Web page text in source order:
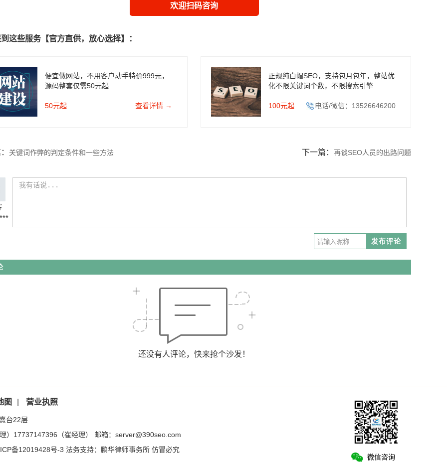
欢迎扫码咨询
这些服务【官方直供，放心选择】：
便宜做网站，不用客户动手特价999元，
源码整套仅需50元起
50元起 查看详情 →
正规纯白帽SEO，支持包月包年，整站优
化不限关键词个数，不限搜索引擎
100元起 电话/微信：13526646200
关键词作弊的判定条件和一些方法 下一篇： 再谈SEO人员的出路问题
发布评论
还没有人评论，快来抢个沙发！
图 营业执照
台22层
）17737147396（崔经理） 邮箱：server@390seo.com
备12019428号-3 法务支持：鹏华律师事务所 仿冒必究
微信咨询